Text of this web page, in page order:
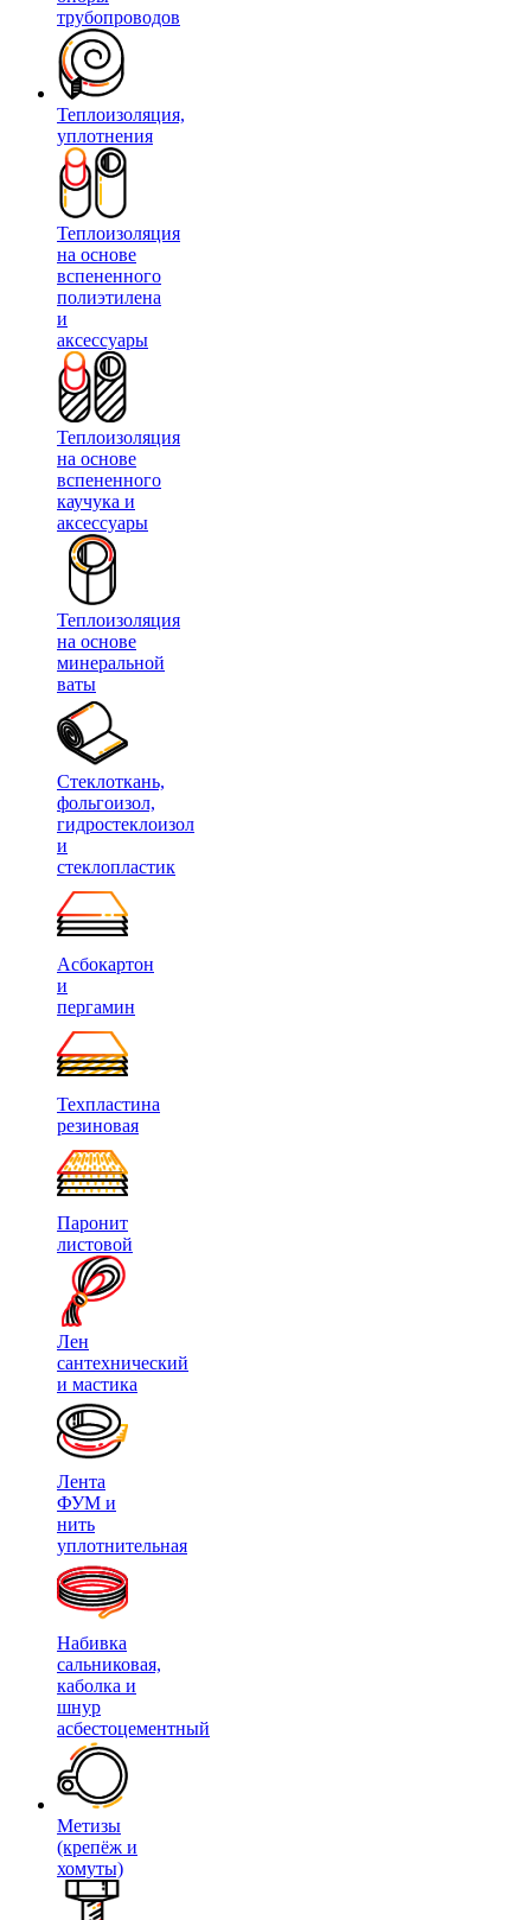
трубопроводов
Теплоизоляция,
уплотнения
Теплоизоляция
на основе
вспененного
полиэтилена
и
аксессуары
Теплоизоляция
на основе
вспененного
каучука и
аксессуары
Теплоизоляция
на основе
минеральной
ваты
Стеклоткань,
фольгоизол,
гидростеклоизол
и
стеклопластик
Асбокартон
и
пергамин
Техпластина
резиновая
Паронит
листовой
Лен
сантехнический
и мастика
Лента
ФУМ и
нить
уплотнительная
Набивка
сальниковая,
каболка и
шнур
асбестоцементный
Метизы
(крепёж и
хомуты)